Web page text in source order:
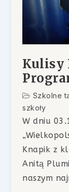
Kulisy
Szkolne
szkoły
W dniu
Knapik z
Anitą
naszym